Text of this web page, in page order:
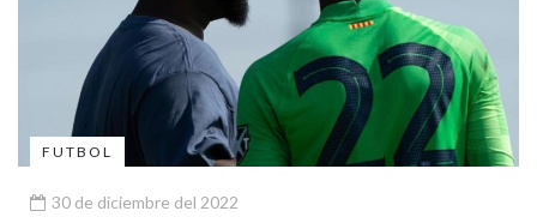
FUTBOL
30 de diciembre del 2022